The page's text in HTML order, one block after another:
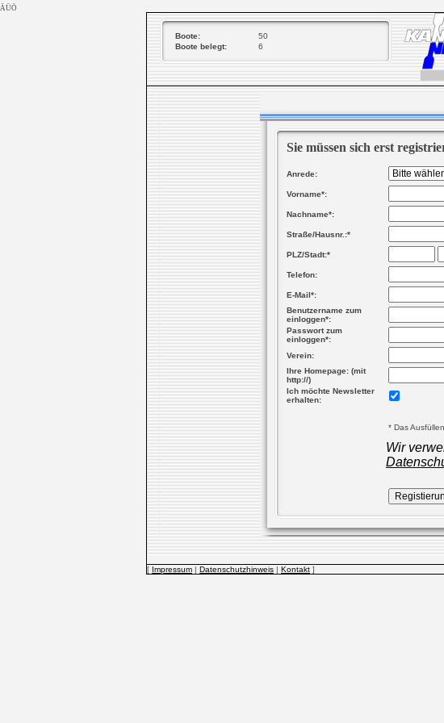
ÄÜÖ
Boote:
50
Boote belegt:
6
Sie müssen sich erst
Anrede:
Vorname*:
Nachname*:
Straße/Hausnr.:*
PLZ/Stadt:*
Telefon:
E-Mail*:
Benutzername zum
einloggen*:
Passwort zum
einloggen*:
Verein:
Ihre Homepage: (mit
http://)
Ich möchte Newsletter
erhalten:
* Das
Wir
[ Impressum | Datenschutzhinweis | Kontakt ]